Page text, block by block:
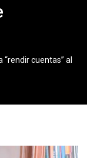
cuentas” al